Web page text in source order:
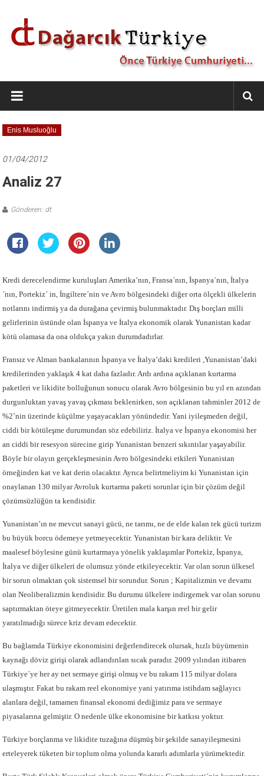
Dağarcık
Türkiye
Önce
Türkiye
Enis Musluoğlu
01/04/2012
Analiz 27
Gönderen: dt
Kredi derecelendirme kuruluşları Amerika’nın, Fransa´nın, İspanya´nın, İtalya
´nın, Portekiz´ in, İngiltere´nin ve Avro bölgesindeki diğer orta ölçekli ülkelerin
notlarını indirmiş ya da durağana çevirmiş bulunmaktadır. Dış borçları milli
gelirlerinin üstünde olan İspanya ve İtalya ekonomik olarak Yunanistan kadar
kötü olamasa da ona oldukça yakın durumdadırlar.
Fransız ve Alman bankalarının İspanya ve İtalya’daki kredileri ,Yunanistan’daki
kredilerinden yaklaşık 4 kat daha fazladır. Ardı ardına açıklanan kurtarma
paketleri ve likidite bolluğunun sonucu olarak Avro bölgesinin bu yıl en azından
durgunluktan yavaş yavaş çıkması beklenirken, son açıklanan tahminler 2012 de
%2’nin üzerinde küçülme yaşayacakları yönündedir. Yani iyileşmeden değil,
ciddi bir kötüleşme durumundan söz edebiliriz. İtalya ve İspanya ekonomisi her
an ciddi bir resesyon sürecine girip Yunanistan benzeri sıkıntılar yaşayabilir.
Böyle bir olayın gerçekleşmesinin Avro bölgesindeki etkileri Yunanistan
örneğinden kat ve kat derin olacaktır. Ayrıca belirtmeliyim ki Yunanistan için
onaylanan 130 milyar Avroluk kurtarma paketi sorunlar için bir çözüm değil
çözümsüzlüğün ta kendisidir.
Yunanistan’ın ne mevcut sanayi gücü, ne tarımı, ne de elde kalan tek gücü turizm
bu büyük borcu ödemeye yetmeyecektir. Yunanistan bir kara deliktir. Ve
maalesef böylesine günü kurtarmaya yönelik yaklaşımlar Portekiz, İspanya,
İtalya ve diğer ülkeleri de olumsuz yönde etkileyecektir. Var olan sorun ülkesel
bir sorun olmaktan çok sistemsel bir sorundur. Sorun ; Kapitalizmin ve devamı
olan Neoliberalizmin kendisidir. Bu durumu ülkelere indirgemek var olan sorunu
saptırmaktan öteye gitmeyecektir. Üretilen mala karşın reel bir gelir
yaratılmadığı sürece kriz devam edecektir.
Bu bağlamda Türkiye ekonomisini değerlendirecek olursak, hızlı büyümenin
kaynağı döviz girişi olarak adlandırılan sıcak paradır. 2009 yılından itibaren
Türkiye´ye her ay net sermaye girişi olmuş ve bu rakam 115 milyar dolara
ulaşmıştır. Fakat bu rakam reel ekonomiye yani yatırıma istihdam sağlayıcı
alanlara değil, tamamen finansal ekonomi dediğimiz para ve sermaye
piyasalarına gelmiştir. O nedenle ülke ekonomisine bir katkısı yoktur.
Türkiye borçlanma ve likidite tuzağına düşmüş bir şekilde sanayileşmesini
erteleyerek tüketen bir toplum olma yolunda kararlı adımlarla yürümektedir.